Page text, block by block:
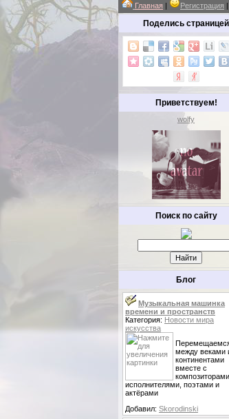
Главная | Регистрация |
Поделись страницей
Приветствуем!
wolfy
Поиск по сайту
Блог
Музыкальная машинка
времени и пространств
Категория: Новости мира
искусства
между веками
континентами
вместе с
исполнителями, поэтами и
актёрами
Добавил: Skorodinski